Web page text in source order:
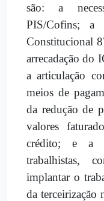
são: a
PIS/Cofins; a
Constitucional
arrecadação do
a articulação
meios de
da redução de
valores
crédito; e a
trabalhistas,
implantar o
da terceirização